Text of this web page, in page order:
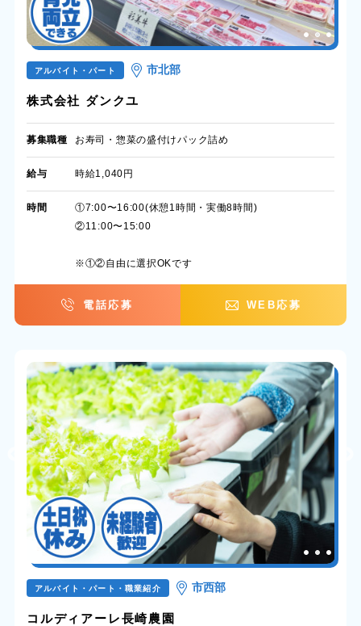
アルバイト・パート 市北部
株式会社 ダンクユ
募集職種 お寿司・惣菜の盛付けパック詰め
給与 時給1,040円
時間
①7:00〜16:00(休憩1時間・実働8時間)
②11:00〜15:00
※①②自由に選択OKです
電話応募 WEB応募
アルバイト・パート・職業紹介 市西部
コルディアーレ長崎農園